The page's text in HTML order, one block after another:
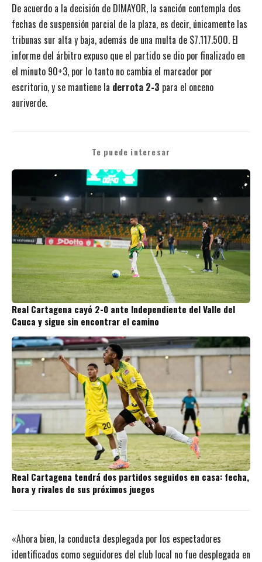
De acuerdo a la decisión de DIMAYOR, la sanción contempla dos
fechas de suspensión parcial de la plaza, es decir, únicamente las
tribunas sur alta y baja, además de una multa de $7.117.500. El
informe del árbitro expuso que el partido se dio por finalizado en
el minuto 90+3, por lo tanto no cambia el marcador por
escritorio, y se mantiene la derrota 2-3 para el onceno
auriverde.
Te puede interesar
Real Cartagena cayó 2-0 ante Independiente del Valle del
Cauca y sigue sin encontrar el camino
Real Cartagena tendrá dos partidos seguidos en casa: fecha,
hora y rivales de sus próximos juegos
«Ahora bien, la conducta desplegada por los espectadores
identificados como seguidores del club local no fue desplegada en